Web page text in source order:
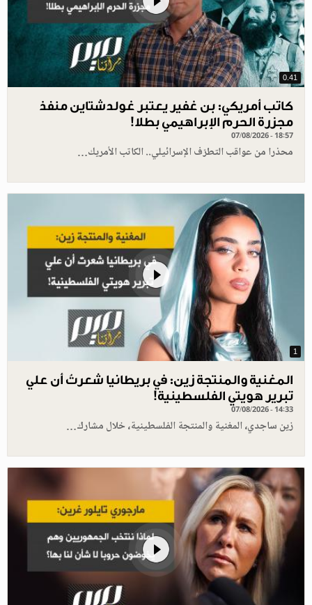
0.41
كاتب أمريكي: بن غفير يعتبر غولدشتاين منفذ
مجزرة الحرم الإبراهيمي بطلا!
07/08/2026 - 18:57
محذرا من عواقب التطرّف الإسرائيلي.. الكاتب الأمريك…
1
المغنية والمنتجة زين: في بريطانيا شعرتُ أن علي
تبرير هويتي الفلسطينية!
07/08/2026 - 14:33
زين ساجدي، المغنية والمنتجة الفلسطينية، خلال مشارك…